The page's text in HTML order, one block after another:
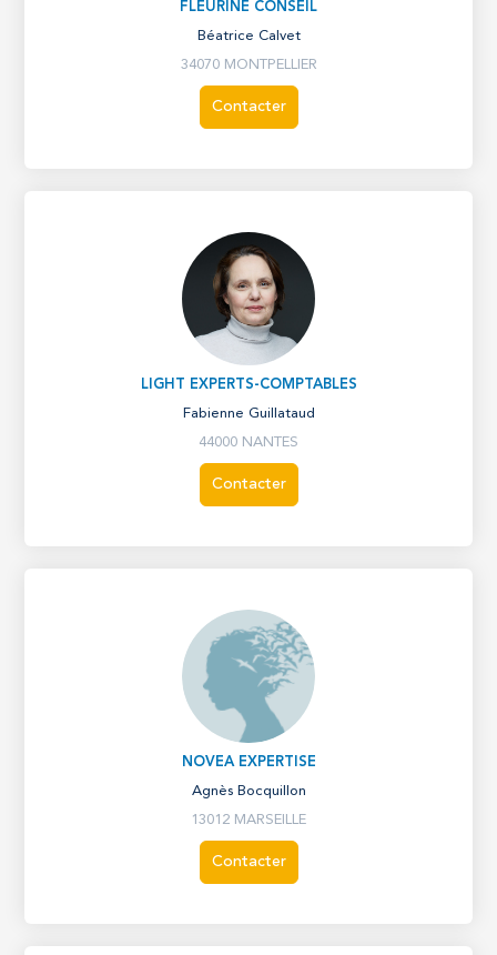
FLEURINE CONSEIL
Béatrice Calvet
34070 MONTPELLIER
Contacter
LIGHT EXPERTS-COMPTABLES
Fabienne Guillataud
44000 NANTES
Contacter
NOVEA EXPERTISE
Agnès Bocquillon
13012 MARSEILLE
Contacter